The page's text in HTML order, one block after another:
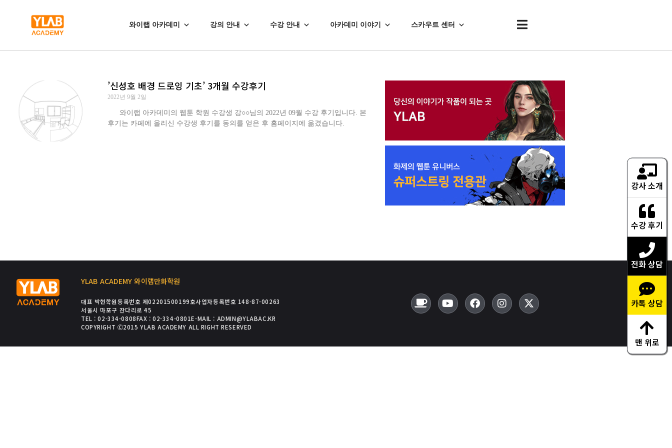
와이랩 아카데미 강의 안내 수강 안내 아카데미 이야기 스카우트 센터
’신성호 배경 드로잉 기초’ 3개월 수강후기
2022년 9월 2일
와이랩 아카데미의 웹툰 학원 수강생 강○○님의 2022년 09월 수강 후기입니다. 본
후기는 카페에 올리신 수강생 후기를 동의를 얻은 후 홈페이지에 옮겼습니다.
YLAB ACADEMY 와이랩만화학원
대표 박현학원등록번호 제02201500199호사업자등록번호 148-87-00263
서울시 마포구 잔다리로 45
TEL : 02-334-0808FAX : 02-334-0801E-MAIL : ADMIN@YLABAC.KR
COPYRIGHT Ⓒ2015 YLAB ACADEMY ALL RIGHT RESERVED
강사 소개
수강 후기
전화 상담
카톡 상담
맨 위로